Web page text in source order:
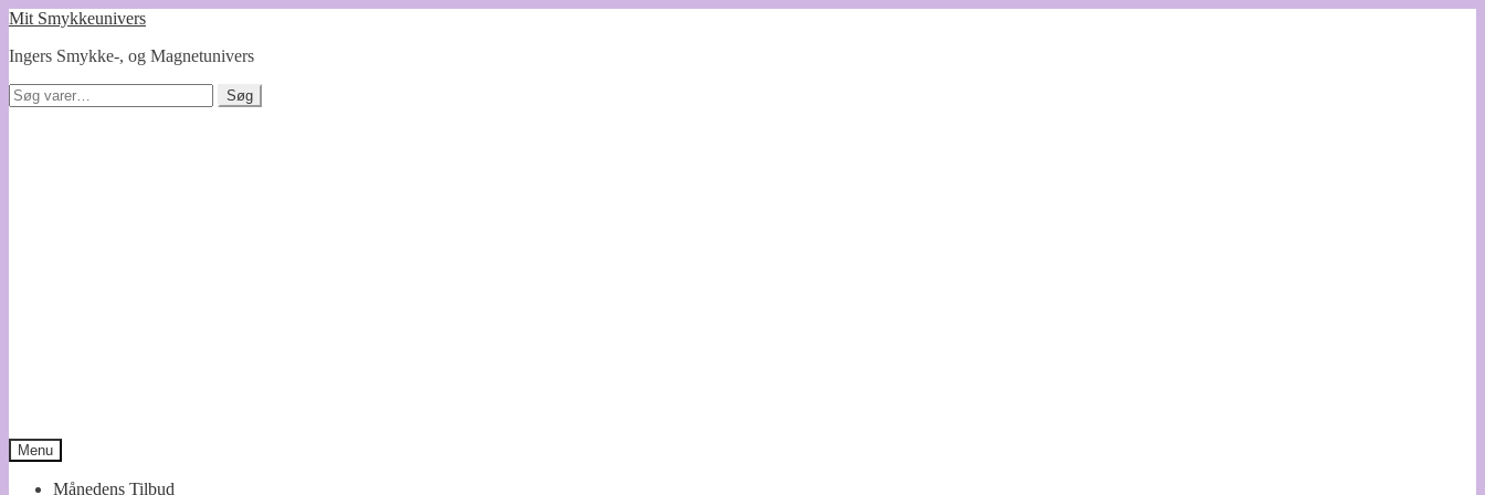
Spring
navigation
Spring
indhold
Mit Smykkeunivers
Ingers Smykke-, og Magnetunivers
Søg
efter:
Søg
Menu
Månedens Tilbud